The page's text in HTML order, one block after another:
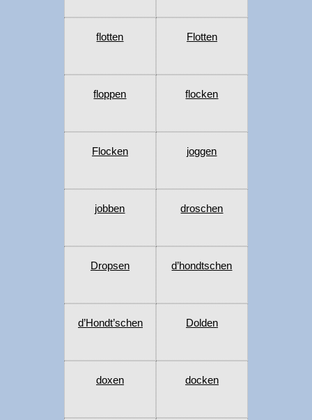
flotten Flotten
floppen flocken
Flocken joggen
jobben droschen
Dropsen d’hondtschen
d’Hondt’schen Dolden
doxen docken